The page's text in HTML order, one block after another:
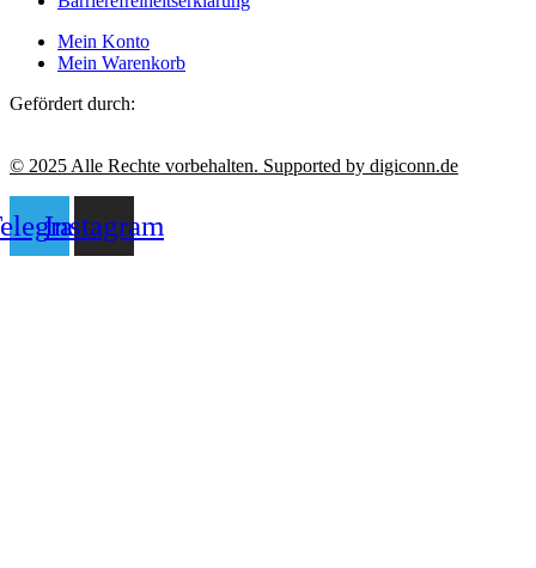
Mein Konto
Mein Warenkorb
Gefördert durch:
© 2025 Alle Rechte vorbehalten. Supported by digiconn.de
Instagram